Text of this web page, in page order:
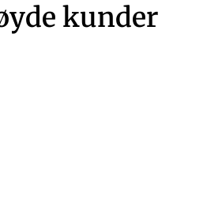
kunder